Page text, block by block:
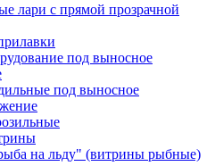
лари с прямой прозрачной
под выносное
под выносное
на льду" (витрины рыбные)